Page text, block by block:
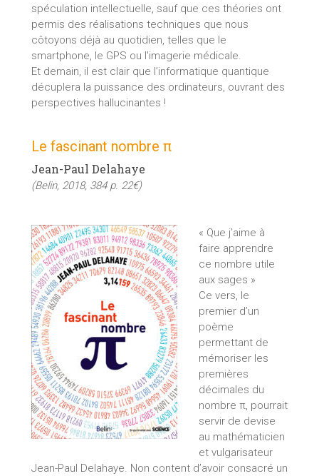
spéculation intellectuelle, sauf que ces théories ont
permis des réalisations techniques que nous
côtoyons déjà au quotidien, telles que le
smartphone, le GPS ou l'imagerie médicale.
Et demain, il est clair que l’informatique quantique
décuplera la puissance des ordinateurs, ouvrant des
perspectives hallucinantes !
Le fascinant nombre π
Jean-Paul Delahaye
(Belin, 2018, 384 p. 22€)
« Que j’aime à
faire apprendre
ce nombre utile
aux sages »
Ce vers, le
premier d’un
poème
permettant de
mémoriser les
premières
décimales du
nombre π, pourrait
servir de devise
au mathématicien
et vulgarisateur
Jean-Paul Delahaye. Non content d’avoir consacré un